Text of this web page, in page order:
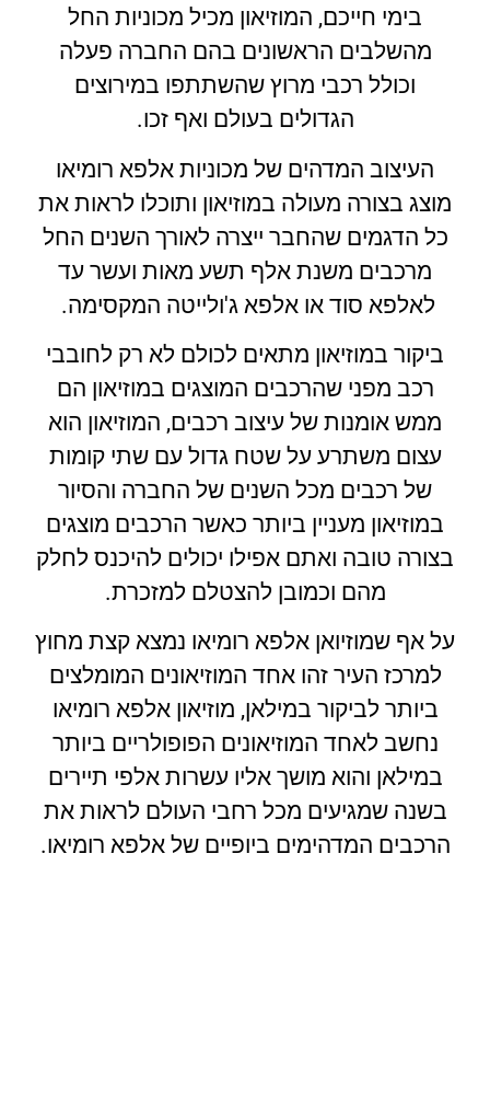
בימי חייכם, המוזיאון מכיל מכוניות החל
מהשלבים הראשונים בהם החברה פעלה
וכולל רכבי מרוץ שהשתתפו במירוצים
הגדולים בעולם ואף זכו.
העיצוב המדהים של מכוניות אלפא רומיאו
מוצג בצורה מעולה במוזיאון ותוכלו לראות את
כל הדגמים שהחבר ייצרה לאורך השנים החל
מרכבים משנת אלף תשע מאות ועשר עד
לאלפא סוד או אלפא ג'ולייטה המקסימה.
ביקור במוזיאון מתאים לכולם לא רק לחובבי
רכב מפני שהרכבים המוצגים במוזיאון הם
ממש אומנות של עיצוב רכבים, המוזיאון הוא
עצום משתרע על שטח גדול עם שתי קומות
של רכבים מכל השנים של החברה והסיור
במוזיאון מעניין ביותר כאשר הרכבים מוצגים
בצורה טובה ואתם אפילו יכולים להיכנס לחלק
מהם וכמובן להצטלם למזכרת.
על אף שמוזיואן אלפא רומיאו נמצא קצת מחוץ
למרכז העיר זהו אחד המוזיאונים המומלצים
ביותר לביקור במילאן, מוזיאון אלפא רומיאו
נחשב לאחד המוזיאונים הפופולריים ביותר
במילאן והוא מושך אליו עשרות אלפי תיירים
בשנה שמגיעים מכל רחבי העולם לראות את
הרכבים המדהימים ביופיים של אלפא רומיאו.